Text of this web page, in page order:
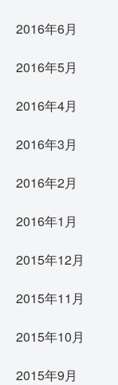
2016年6月
2016年5月
2016年4月
2016年3月
2016年2月
2016年1月
2015年12月
2015年11月
2015年10月
2015年9月